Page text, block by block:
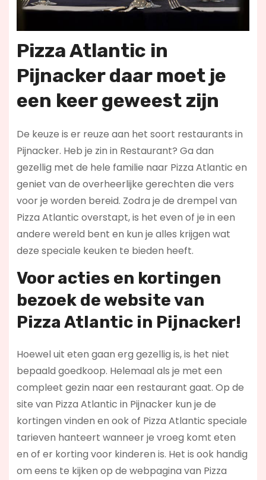
Pizza Atlantic in
Pijnacker daar moet je
een keer geweest zijn
De keuze is er reuze aan het soort restaurants in
Pijnacker. Heb je zin in Restaurant? Ga dan
gezellig met de hele familie naar Pizza Atlantic en
geniet van de overheerlijke gerechten die vers
voor je worden bereid. Zodra je de drempel van
Pizza Atlantic overstapt, is het even of je in een
andere wereld bent en kun je alles krijgen wat
deze speciale keuken te bieden heeft.
Voor acties en kortingen
bezoek de website van
Pizza Atlantic in Pijnacker!
Hoewel uit eten gaan erg gezellig is, is het niet
bepaald goedkoop. Helemaal als je met een
compleet gezin naar een restaurant gaat. Op de
site van Pizza Atlantic in Pijnacker kun je de
kortingen vinden en ook of Pizza Atlantic speciale
tarieven hanteert wanneer je vroeg komt eten
en of er korting voor kinderen is. Het is ook handig
om eens te kijken op de webpagina van Pizza